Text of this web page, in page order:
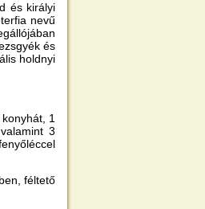
és királyi
nevű
és
holdnyi
1
3
féltető